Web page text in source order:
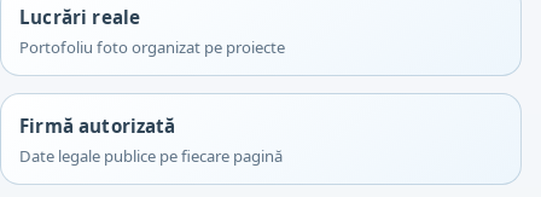
Lucrări reale
Portofoliu foto organizat pe proiecte
Firmă autorizată
Date legale publice pe fiecare pagină